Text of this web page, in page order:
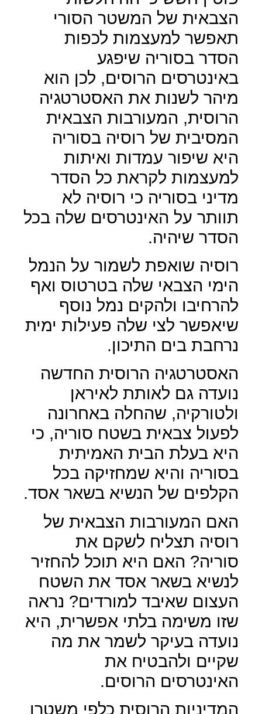
הצבאית של המשטר הסורי
תאפשר למעצמות לכפות
הסדר בסוריה שיפגע
באינטרסים הרוסים, לכן הוא
מיהר לשנות את האסטרטגיה
הרוסית, המעורבות הצבאית
המסיבית של רוסיה בסוריה
היא שיפור עמדות ואיתות
למעצמות לקראת כל הסדר
מדיני בסוריה כי רוסיה לא
תוותר על האינטרסים שלה בכל
הסדר שיהיה.
רוסיה שואפת לשמור על הנמל
הימי הצבאי שלה בטרטוס ואף
להרחיבו ולהקים נמל נוסף
שיאפשר לצי שלה פעילות ימית
נרחבת בים התיכון.
האסטרטגיה הרוסית החדשה
נועדה גם לאותת לאיראן
ולטורקיה, שהחלה באחרונה
לפעול צבאית בשטח סוריה, כי
היא בעלת הבית האמיתית
בסוריה והיא שמחזיקה בכל
הקלפים של הנשיא בשאר אסד.
האם המעורבות הצבאית של
רוסיה תצליח לשקם את
סוריה? האם היא תוכל להחזיר
לנשיא בשאר אסד את השטח
העצום שאיבד למורדים? נראה
שזו משימה בלתי אפשרית, היא
נועדה בעיקר לשמר את מה
שקיים ולהבטיח את
האינטרסים הרוסים.
המדיניות הרוסית כלפי משטרו